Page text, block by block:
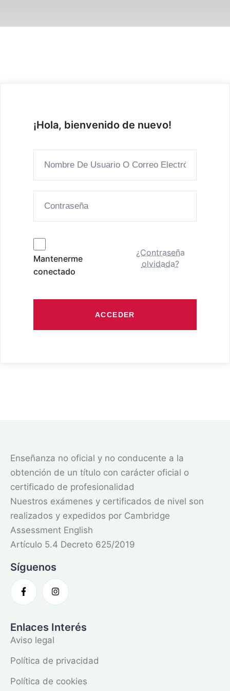
¡Hola, bienvenido de nuevo!
Mantenerme
conectado
¿Contraseña
olvidada?
ACCEDER
Enseñanza no oficial y no conducente a la
obtención de un título con carácter oficial o
certificado de profesionalidad
Nuestros exámenes y certificados de nivel son
realizados y expedidos por Cambridge
Assessment English
Artículo 5.4 Decreto 625/2019
Síguenos
Enlaces Interés
Aviso legal
Política de privacidad
Política de cookies